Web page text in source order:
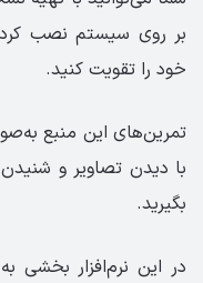
بر روی سیستم نصب
خود را تقویت کنید.
تمرین‌های این منبع
با دیدن تصاویر و شنیدن
بگیرید.
در این نرم‌افزار بخشی